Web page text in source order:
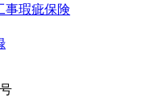
瑕疵保険